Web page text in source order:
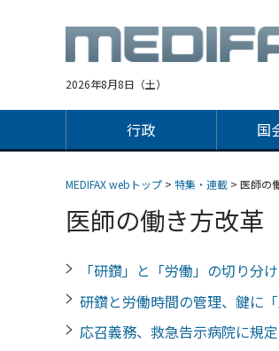
2026年8月8日（土）
行政 国
MEDIFAX webトップ > 特集・連載 > 医師の
医師の働き方改
「研鑽」と「労働」の切り
研鑽と労働時間の管理、鍵
応召義務、救急告示病院に